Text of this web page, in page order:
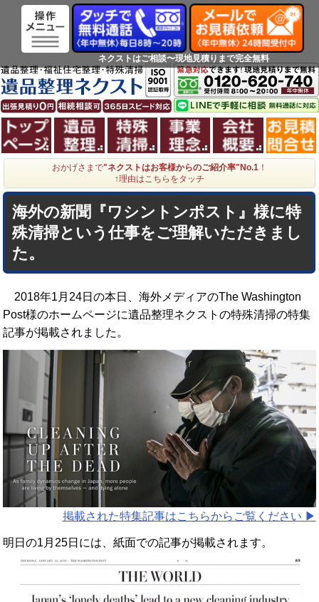
ホーム 遺品整理 特殊清掃 事業理念 会社概
おかげさまで"ネクストはお客様からのご紹介率"No.1 ！
↑理由はこちらをタッチ
海外の新聞『ワシントンポスト』様に特
殊清掃という仕事をご理解いただきまし
た。
2018年1月24日の本日、海外メディアのThe Washington
Post様のホームページに遺品整理ネクストの特殊清掃の特集
記事が掲載されました。
掲載された特集記事はこちらからご覧ください ▶︎
明日の1月25日には、紙面での記事が掲載されます。
ネクストはご相談〜現地見積りまで完全無料